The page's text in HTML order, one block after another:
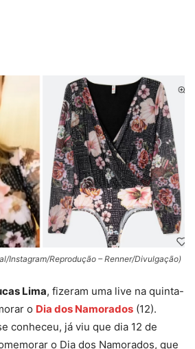
Instagram/Reprodução – Renner/Divulgação)
Lima, fizeram uma live na quinta-
o Dia dos Namorados (12).
conheceu, já viu que dia 12 de
o Dia dos Namorados, que